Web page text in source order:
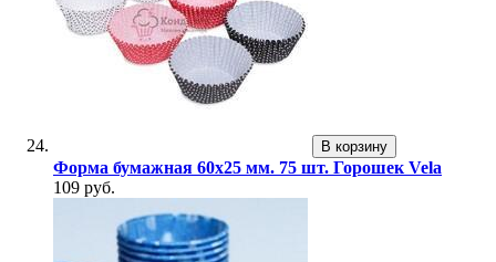
В корзину
Форма бумажная 60х25 мм. 75 шт. Горошек Vela
109 руб.